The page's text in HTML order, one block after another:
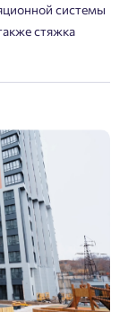
системы
стяжка